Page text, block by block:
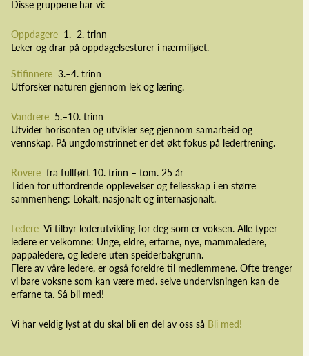
Disse gruppene har vi:
Oppdagere 1.–2. trinn
Leker og drar på oppdagelsesturer i nærmiljøet.
Stifinnere 3.–4. trinn
Utforsker naturen gjennom lek og læring.
Vandrere 5.–10. trinn
Utvider horisonten og utvikler seg gjennom samarbeid og
vennskap. På ungdomstrinnet er det økt fokus på ledertrening.
Rovere fra fullført 10. trinn – tom. 25 år
Tiden for utfordrende opplevelser og fellesskap i en større
sammenheng: Lokalt, nasjonalt og internasjonalt.
Ledere Vi tilbyr lederutvikling for deg som er voksen. Alle typer
ledere er velkomne: Unge, eldre, erfarne, nye, mammaledere,
pappaledere, og ledere uten speiderbakgrunn.
Flere av våre ledere, er også foreldre til medlemmene. Ofte trenger
vi bare voksne som kan være med. selve undervisningen kan de
erfarne ta. Så bli med!
Vi har veldig lyst at du skal bli en del av oss så Bli med!